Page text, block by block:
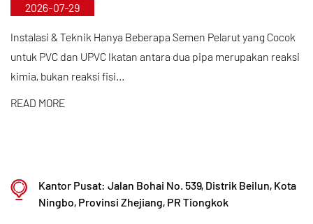
untuk penelitian dan pengembangan. Kami
memastikan kualitas produk yang unggul melalui
manufaktur otomatis terstandar dan sumber bahan
baku impor yang ketat. Selaras dengan strategi
pengembangan internasional kami, kami terus
seluruh dunia.
2026-07-29
Instalasi & Teknik Hanya Beberapa Semen Pelarut yang Cocok
untuk PVC dan UPVC Ikatan antara dua pipa merupakan reaksi
kimia, bukan reaksi fisi...
READ MORE
Kantor Pusat: Jalan Bohai No. 539, Distrik Beilun, Kota
Ningbo, Provinsi Zhejiang, PR Tiongkok